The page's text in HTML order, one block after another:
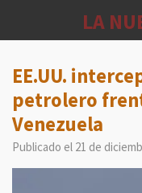
principal
LA
EE.UU.
petrolero
Venezuela
Publicado el 21 de